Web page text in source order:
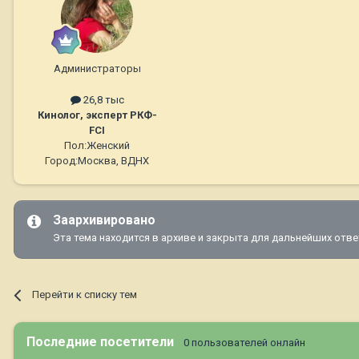
Администраторы
26,8 тыс
Кинолог, эксперт РКФ-
FCI
Пол:Женский
Город:Москва, ВДНХ
Заархивировано
Эта тема находится в архиве и закрыта для дальнейших
Перейти к списку тем
Последние посетители 0 пользователей онлайн